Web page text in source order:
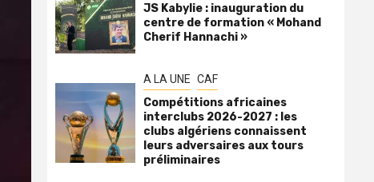
JS Kabylie : inauguration du
centre de formation « Mohand
Cherif Hannachi »
A LA UNE CAF
Compétitions africaines
interclubs 2026-2027 : les
clubs algériens connaissent
leurs adversaires aux tours
préliminaires